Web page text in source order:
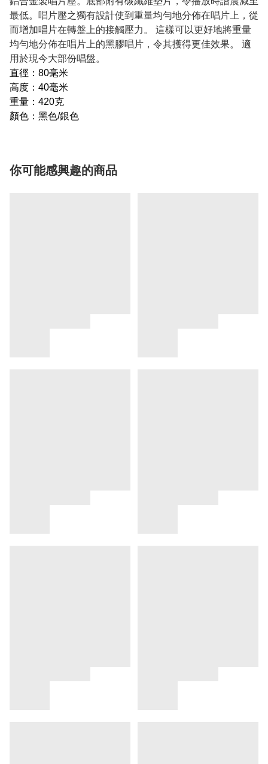
最低。唱片壓之獨有設計使到重量均勻地分佈在唱片上，從
而增加唱片在轉盤上的接觸壓力。 這樣可以更好地將重量
均勻地分佈在唱片上的黑膠唱片，令其擭得更佳效果。 適
用於現今大部份唱盤。
直徑：80毫米
高度：40毫米
重量：420克
顏色：黑色/銀色
你可能感興趣的商品